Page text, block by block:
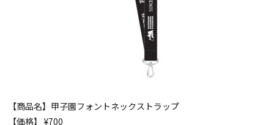
【商品名】甲子園フォントネックストラップ
【価格】 ¥700